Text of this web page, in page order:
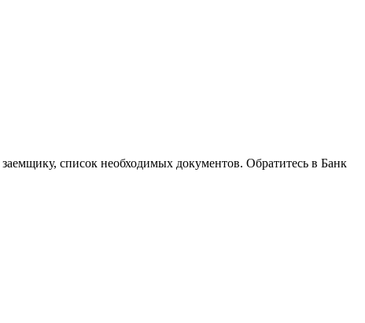
список необходимых документов. Обратитесь в Банк